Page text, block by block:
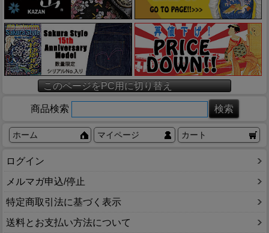
このページをPC用に切り替え
商品検索
ホーム マイページ カート
ログイン
メルマガ申込/停止
特定商取引法に基づく表示
送料とお支払い方法について